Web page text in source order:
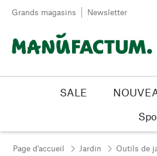
Passer au contenu
Grands magasins Newsletter
SALE
Page d'accueil Jardin Outils de